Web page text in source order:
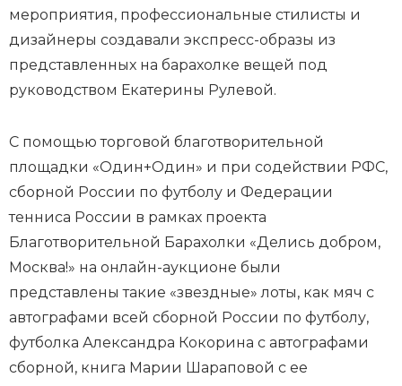
мероприятия, профессиональные стилисты и
дизайнеры создавали экспресс-образы из
представленных на барахолке вещей под
руководством Екатерины Рулевой.
С помощью торговой благотворительной
площадки «Один+Один» и при содействии РФС,
сборной России по футболу и Федерации
тенниса России в рамках проекта
Благотворительной Барахолки «Делись добром,
Москва!» на онлайн-аукционе были
представлены такие «звездные» лоты, как мяч с
автографами всей cборной России по футболу,
футболка Александра Кокорина с автографами
сборной, книга Марии Шараповой с ее